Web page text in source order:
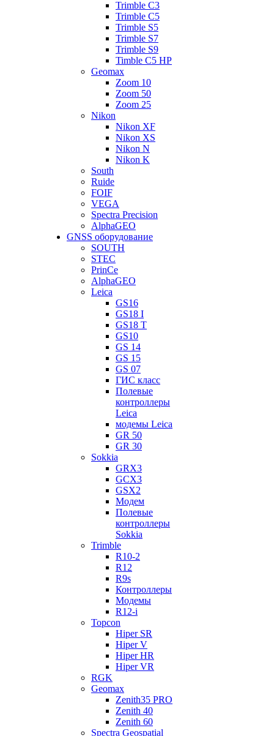
Trimble C3
Trimble C5
Trimble S5
Trimble S7
Trimble S9
Timble C5 HP
Geomax
Zoom 10
Zoom 50
Zoom 25
Nikon
Nikon XF
Nikon XS
Nikon N
Nikon K
South
Ruide
FOIF
VEGA
Spectra Precision
AlphaGEO
GNSS оборудование
SOUTH
STEC
PrinCe
AlphaGEO
Leica
GS16
GS18 I
GS18 T
GS10
GS 14
GS 15
GS 07
ГИС класс
Полевые
контроллеры
Leica
модемы Leica
GR 50
GR 30
Sokkia
GRX3
GCX3
GSX2
Модем
Полевые
контроллеры
Sokkia
Trimble
R10-2
R12
R9s
Контроллеры
Модемы
R12-i
Topcon
Hiper SR
Hiper V
Hiper HR
Hiper VR
RGK
Geomax
Zenith35 PRO
Zenith 40
Zenith 60
Spectra Geospatial